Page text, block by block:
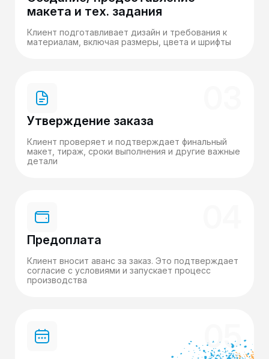
макета и тех. задания
Клиент подготавливает дизайн и требования к
материалам, включая размеры, цвета и шрифты
Утверждение заказа
Клиент проверяет и подтверждает финальный
макет, тираж, сроки выполнения и другие важные
детали
Предоплата
Клиент вносит аванс за заказ. Это подтверждает
согласие с условиями и запускает процесс
производства
05